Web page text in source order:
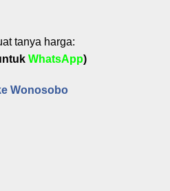
tanya harga:
WhatsApp)
Wonosobo